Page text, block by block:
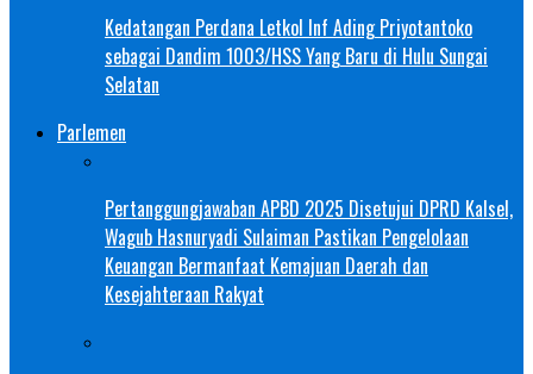
Kedatangan Perdana Letkol Inf Ading Priyotantoko
sebagai Dandim 1003/HSS Yang Baru di Hulu Sungai
Selatan
Parlemen
Pertanggungjawaban APBD 2025 Disetujui DPRD Kalsel,
Wagub Hasnuryadi Sulaiman Pastikan Pengelolaan
Keuangan Bermanfaat Kemajuan Daerah dan
Kesejahteraan Rakyat